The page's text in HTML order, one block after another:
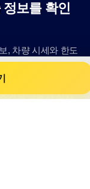
보를 확인
, 차량 시세와 한도
jiesuoji.org 안에
의 내용은 일반 정
건은 금융사 심사